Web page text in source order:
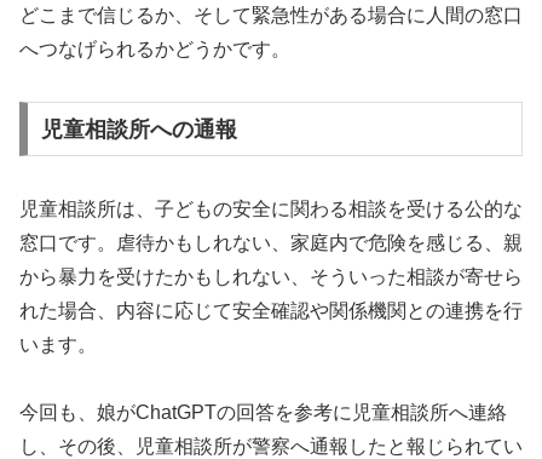
どこまで信じるか、そして緊急性がある場合に人間の窓口
へつなげられるかどうかです。
児童相談所への通報
児童相談所は、子どもの安全に関わる相談を受ける公的な
窓口です。虐待かもしれない、家庭内で危険を感じる、親
から暴力を受けたかもしれない、そういった相談が寄せら
れた場合、内容に応じて安全確認や関係機関との連携を行
います。
今回も、娘がChatGPTの回答を参考に児童相談所へ連絡
し、その後、児童相談所が警察へ通報したと報じられてい